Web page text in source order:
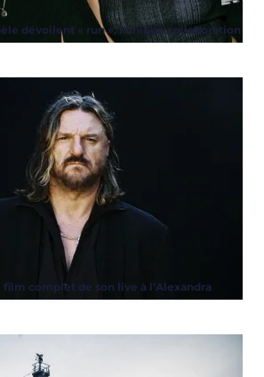
dévoilent « run », l’unique collaboration
complet de son live à l’Alexandra